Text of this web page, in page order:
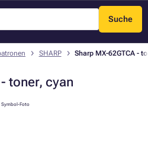
Suche
Menü
SHARP Sharp MX-62GTCA -
toner, cyan
Symbol-Foto